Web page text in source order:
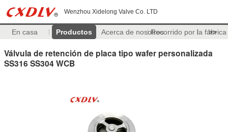
Wenzhou Xidelong Valve Co. LTD
En casa Productos Acerca de nosotrosRecorrido por la fábrica
>>
Válvula de retención de placa tipo wafer personalizada
SS316 SS304 WCB